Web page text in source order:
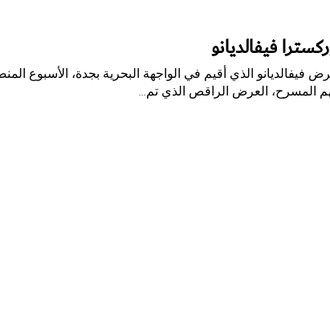
فيفالديانو
الذي أقيم في الواجهة البحرية بجدة، الأسبوع
المسرح، العرض الراقص الذي تم…